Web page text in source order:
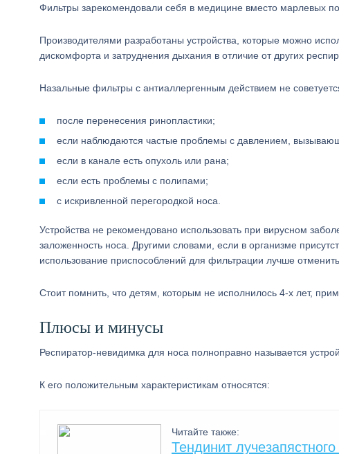
Фильтры зарекомендовали себя в медицине вместо марлевых
Производителями разработаны устройства, которые можно
дискомфорта и затруднения дыхания в отличие от других
Назальные фильтры с антиаллергенным действием не
после перенесения ринопластики;
если наблюдаются частые проблемы с давлением,
если в канале есть опухоль или рана;
если есть проблемы с полипами;
с искривленной перегородкой носа.
Устройства не рекомендовано использовать при вирусном
заложенность носа. Другими словами, если в организме
использование приспособлений для фильтрации лучше отменить.
Стоит помнить, что детям, которым не исполнилось 4-х лет,
Плюсы и минусы
Респиратор-невидимка для носа полноправно называется
К его положительным характеристикам относятся:
Читайте также:
Тендинит